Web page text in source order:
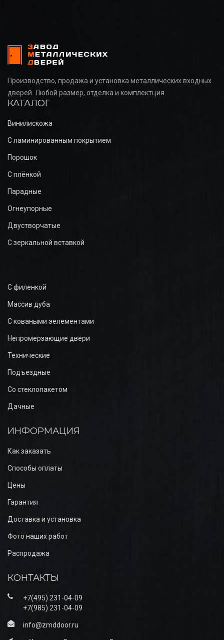
Производство, продажа и установка металлических входных
дверей. Любой размер, отделка и комплектция.
КАТАЛОГ
Винилискожа
С ламинированным покрытием
Порошок
С плёнкой
Парадные
Огнеупорные
Двустворчатые
С зеркальной вставкой
С филенкой
Массив дуба
С коваными эелементами
Непромерзающие двери
Технические
Подъездные
Со стеклопакетом
Дачные
ИНФОРМАЦИЯ
Как заказать
Способы оплаты
Цены
Гарантия
Доставка и установка
Фото наших работ
Распродажа
КОНТАКТЫ
+7(495) 231-04-09
+7(985) 231-04-09
info@zmddoor.ru